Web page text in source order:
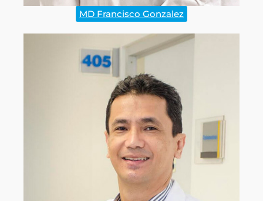
MD Francisco Gonzalez